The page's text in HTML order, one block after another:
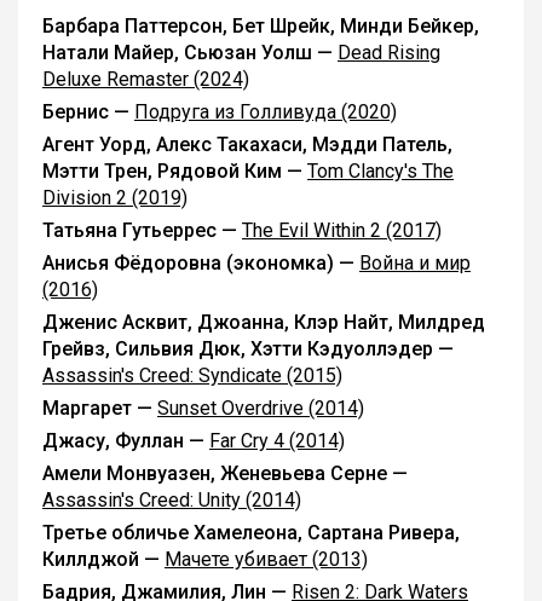
Барбара Паттерсон, Бет Шрейк, Минди Бейкер,
Натали Майер, Сьюзан Уолш — Dead Rising
Deluxe Remaster (2024)
Бернис — Подруга из Голливуда (2020)
Агент Уорд, Алекс Такахаси, Мэдди Патель,
Мэтти Трен, Рядовой Ким — Tom Clancy's The
Division 2 (2019)
Татьяна Гутьеррес — The Evil Within 2 (2017)
Анисья Фёдоровна (экономка) — Война и мир
(2016)
Дженис Асквит, Джоанна, Клэр Найт, Милдред
Грейвз, Сильвия Дюк, Хэтти Кэдуоллэдер —
Assassin's Creed: Syndicate (2015)
Маргарет — Sunset Overdrive (2014)
Джасу, Фуллан — Far Cry 4 (2014)
Амели Монвуазен, Женевьева Серне —
Assassin's Creed: Unity (2014)
Третье обличье Хамелеона, Сартана Ривера,
Киллджой — Мачете убивает (2013)
Бадрия, Джамилия, Лин — Risen 2: Dark Waters